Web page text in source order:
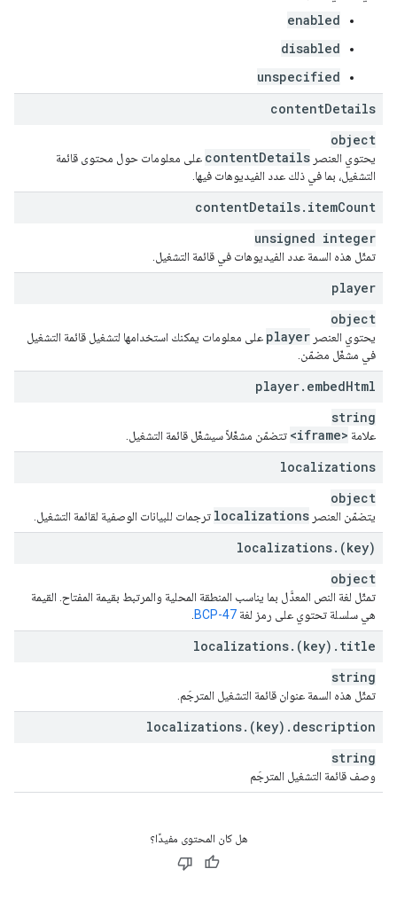
enabled
disabled
unspecified
contentDetails
object
يحتوي العنصر contentDetails
على معلومات حول محتوى قائمة
التشغيل، بما في ذلك عدد الفيديوهات فيها.
contentDetails. itemCount
unsigned integer
تمثّل هذه السمة عدد الفيديوهات في قائمة التشغيل.
player
object
يحتوي العنصر player على معلومات يمكنك استخدامها لتشغيل قائمة التشغيل
في مشغّل مضمّن.
player. embedHtml
string
علامة <iframe> تتضمّن مشغّلاً سيشغّل قائمة التشغيل.
localizations
object
يتضمّن العنصر localizations ترجمات للبيانات الوصفية لقائمة التشغيل.
localizations. (key)
object
تمثّل لغة النص المعدَّل بما يناسب المنطقة المحلية والمرتبط بقيمة المفتاح. القيمة
هي سلسلة تحتوي على رمز لغة BCP-47
localizations. (key) . title
string
تمثّل هذه السمة عنوان قائمة التشغيل المترجَم.
localizations. (key) . description
string
وصف قائمة التشغيل المترجَم
هل كان المحتوى مفيدًا؟